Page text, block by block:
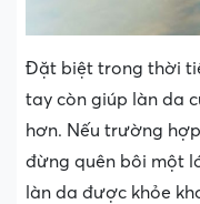
Đặt biệt trong thời
tay còn giúp làn da
hơn. Nếu trường
đừng quên bôi một
làn da được khỏe